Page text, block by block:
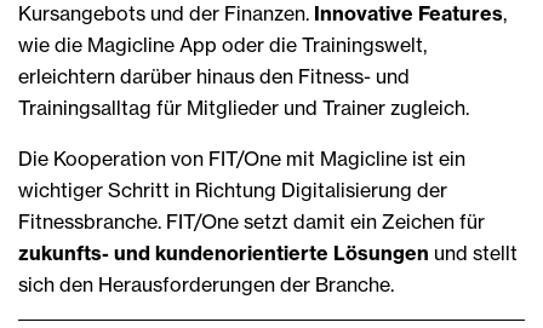
Kursangebots und der Finanzen. Innovative Features,
wie die Magicline App oder die Trainingswelt,
erleichtern darüber hinaus den Fitness- und
Trainingsalltag für Mitglieder und Trainer zugleich.
Die Kooperation von FIT/One mit Magicline ist ein
wichtiger Schritt in Richtung Digitalisierung der
Fitnessbranche. FIT/One setzt damit ein Zeichen für
zukunfts- und kundenorientierte Lösungen und stellt
sich den Herausforderungen der Branche.